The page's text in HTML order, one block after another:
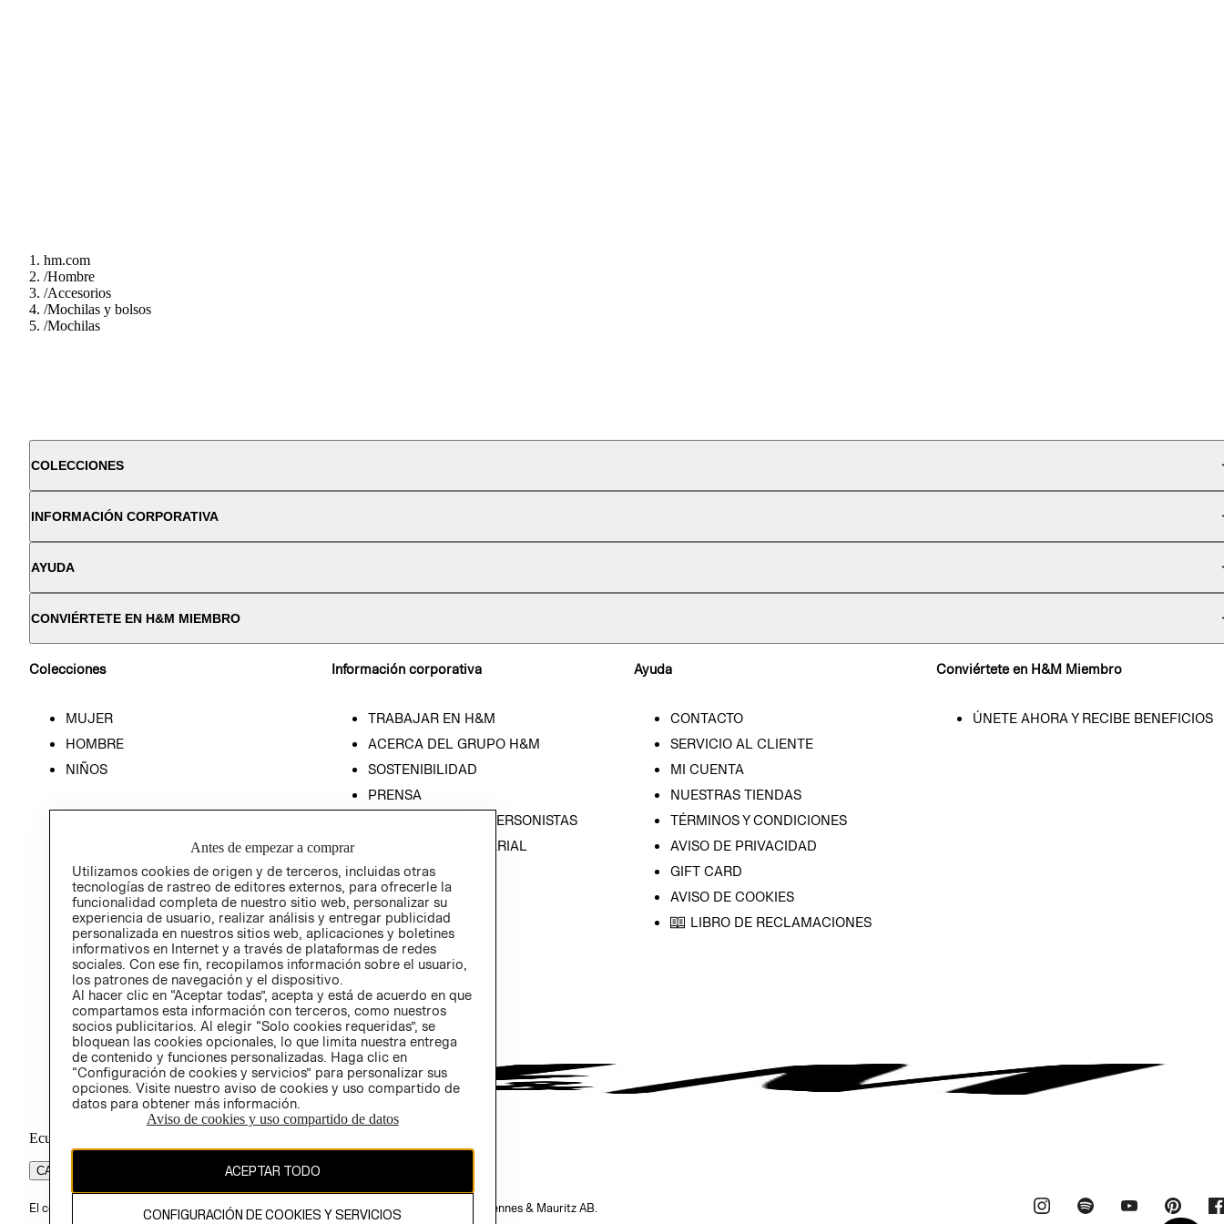
hm.com
/Hombre
/Accesorios
/Mochilas y bolsos
/Mochilas
COLECCIONES
INFORMACIÓN CORPORATIVA
AYUDA
CONVIÉRTETE EN H&M MIEMBRO
Colecciones
MUJER
HOMBRE
NIÑOS
Información corporativa
TRABAJAR EN H&M
ACERCA DEL GRUPO H&M
SOSTENIBILIDAD
PRENSA
RELACIÓN CON INVERSONISTAS
POLÍTICA EMPRESARIAL
Ayuda
CONTACTO
SERVICIO AL CLIENTE
MI CUENTA
NUESTRAS TIENDAS
TÉRMINOS Y CONDICIONES
AVISO DE PRIVACIDAD
GIFT CARD
AVISO DE COOKIES
LIBRO DE RECLAMACIONES
Conviértete en H&M Miembro
ÚNETE AHORA Y RECIBE BENEFICIOS
Ecuador ($)
CAMBIAR REGIÓN
El contenido de esta página web está protegido por copyright y es propiedad de H&M Hennes & Mauritz AB.
Antes de empezar a comprar
Utilizamos cookies de origen y de terceros, incluidas otras
tecnologías de rastreo de editores externos, para ofrecerle la
funcionalidad completa de nuestro sitio web, personalizar su
experiencia de usuario, realizar análisis y entregar publicidad
personalizada en nuestros sitios web, aplicaciones y boletines
informativos en Internet y a través de plataformas de redes
sociales. Con ese fin, recopilamos información sobre el usuario,
los patrones de navegación y el dispositivo.
Al hacer clic en “Aceptar todas”, acepta y está de acuerdo en que
compartamos esta información con terceros, como nuestros
socios publicitarios. Al elegir “Solo cookies requeridas”, se
bloquean las cookies opcionales, lo que limita nuestra entrega
de contenido y funciones personalizadas. Haga clic en
“Configuración de cookies y servicios” para personalizar sus
opciones. Visite nuestro aviso de cookies y uso compartido de
datos para obtener más información.
Aviso de cookies y uso compartido de datos
ACEPTAR TODO
CONFIGURACIÓN DE COOKIES Y SERVICIOS